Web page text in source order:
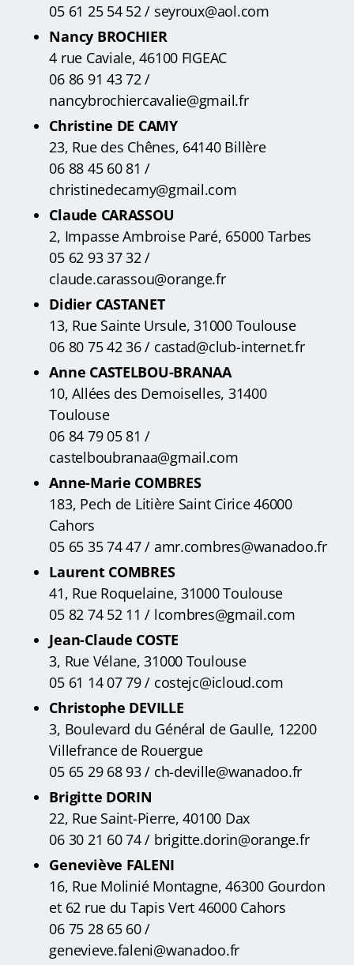
05 61 25 54 52 / seyroux@aol.com
Nancy BROCHIER
4 rue Caviale, 46100 FIGEAC
06 86 91 43 72 /
nancybrochiercavalie@gmail.fr
Christine DE CAMY
23, Rue des Chênes, 64140 Billère
06 88 45 60 81 /
christinedecamy@gmail.com
Claude CARASSOU
2, Impasse Ambroise Paré, 65000 Tarbes
05 62 93 37 32 /
claude.carassou@orange.fr
Didier CASTANET
13, Rue Sainte Ursule, 31000 Toulouse
06 80 75 42 36 / castad@club-internet.fr
Anne CASTELBOU-BRANAA
10, Allées des Demoiselles, 31400
Toulouse
06 84 79 05 81 /
castelboubranaa@gmail.com
Anne-Marie COMBRES
183, Pech de Litière Saint Cirice 46000
Cahors
05 65 35 74 47 / amr.combres@wanadoo.fr
Laurent COMBRES
41, Rue Roquelaine, 31000 Toulouse
05 82 74 52 11 / lcombres@gmail.com
Jean-Claude COSTE
3, Rue Vélane, 31000 Toulouse
05 61 14 07 79 / costejc@icloud.com
Christophe DEVILLE
3, Boulevard du Général de Gaulle, 12200
Villefrance de Rouergue
05 65 29 68 93 / ch-deville@wanadoo.fr
Brigitte DORIN
22, Rue Saint-Pierre, 40100 Dax
06 30 21 60 74 / brigitte.dorin@orange.fr
Geneviève FALENI
16, Rue Molinié Montagne, 46300 Gourdon
et 62 rue du Tapis Vert 46000 Cahors
06 75 28 65 60 /
genevieve.faleni@wanadoo.fr